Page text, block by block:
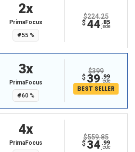
2X
PrimaFocus
55 %
$224.25
$ 44 .85
jede
3X
PrimaFocus
60 %
$399
$ 39 .99
jede
BEST SELLER
4X
PrimaFocus
$559.85
$ 34 .99
jede